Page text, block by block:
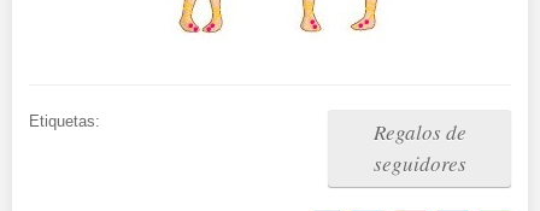
Etiquetas:
Regalos de
seguidores